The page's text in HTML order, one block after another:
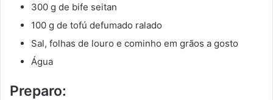
300 g de bife seitan
100 g de tofú defumado ralado
Sal, folhas de louro e cominho em grãos a gosto
Água
Preparo: